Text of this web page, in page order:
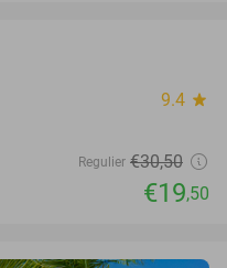
9.4 star
Regulier €30,50
€19,50